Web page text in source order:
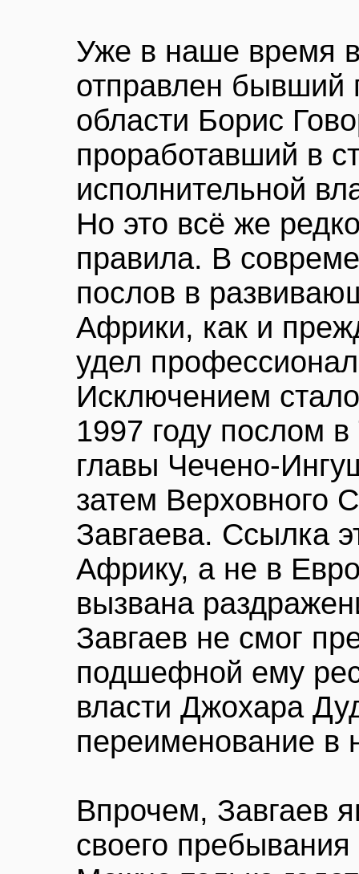
Уже в наше время
отправлен бывший
области Борис
проработавший в
исполнительной
Но это всё же
правила. В
послов в
Африки, как и
удел
Исключением
1997 году послом
главы Чечено-
затем Верховного
Завгаева. Ссылка
Африку, а не в
вызвана
Завгаев не смог
подшефной ему
власти Джохара
переименование в
Впрочем, Завгаев
своего